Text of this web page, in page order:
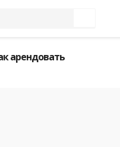
арендовать